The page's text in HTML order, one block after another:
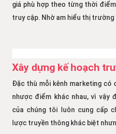
giá phù hợp theo từng thời
truy cập. Nhờ am hiểu thị trường
Xây dựng kế hoạch
Đặc thù mỗi kênh marketing có
nhược điểm khác nhau, vì vậy
của chúng tôi luôn cung cấp
lược truyền thông khác biệt